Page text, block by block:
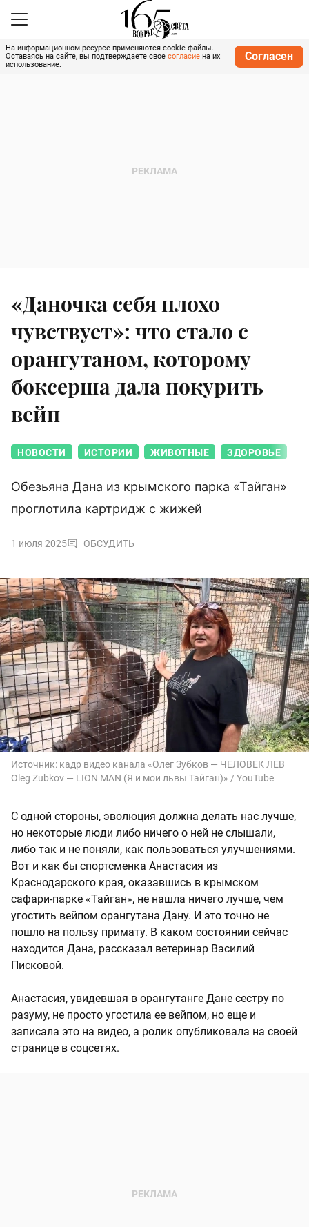
На информационном ресурсе применяются cookie-файлы.
Оставаясь на сайте, вы подтверждаете свое согласие на их
использование.
Согласен
«Даночка себя плохо
чувствует»: что стало с
орангутаном, которому
боксерша дала покурить
вейп
НОВОСТИ ИСТОРИИ ЖИВОТНЫЕ ЗДОРОВЬЕ
Обезьяна Дана из крымского парка «Тайган»
проглотила картридж с жижей
1 июля 2025 ОБСУДИТЬ
Источник: кадр видео канала «Олег Зубков — ЧЕЛОВЕК ЛЕВ
Oleg Zubkov — LION MAN (Я и мои львы Тайган)» / YouTube
С одной стороны, эволюция должна делать нас лучше,
но некоторые люди либо ничего о ней не слышали,
либо так и не поняли, как пользоваться улучшениями.
Вот и как бы спортсменка Анастасия из
Краснодарского края, оказавшись в крымском
сафари-парке «Тайган», не нашла ничего лучше, чем
угостить вейпом орангутана Дану. И это точно не
пошло на пользу примату. В каком состоянии сейчас
находится Дана, рассказал ветеринар Василий
Писковой.
Анастасия, увидевшая в орангутанге Дане сестру по
разуму, не просто угостила ее вейпом, но еще и
записала это на видео, а ролик опубликовала на своей
странице в соцсетях.